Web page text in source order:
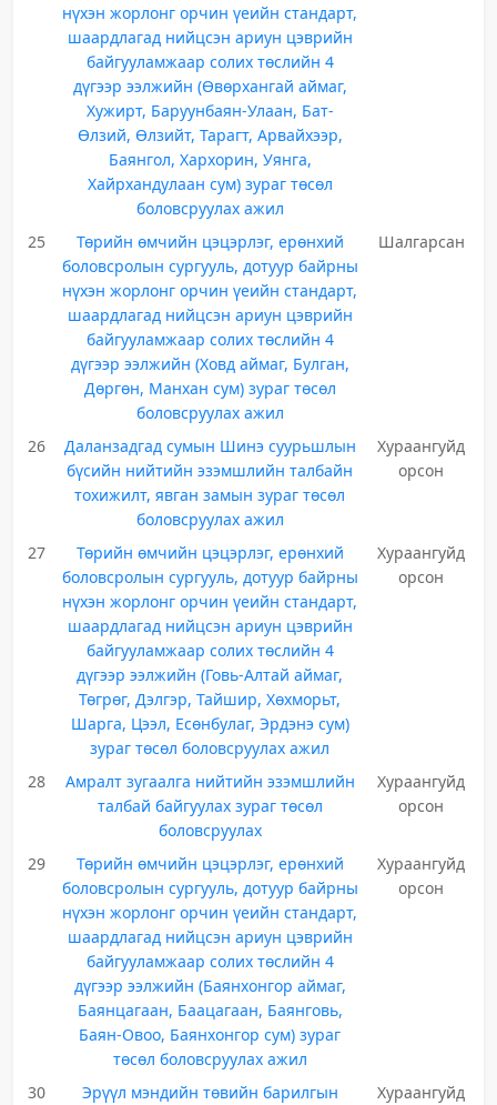
нүхэн жорлонг орчин үеийн стандарт,
шаардлагад нийцсэн ариун цэврийн
байгууламжаар солих төслийн 4
дүгээр ээлжийн (Өвөрхангай аймаг,
Хужирт, Баруунбаян-Улаан, Бат-
Өлзий, Өлзийт, Тарагт, Арвайхээр,
Баянгол, Хархорин, Уянга,
Хайрхандулаан сум) зураг төсөл
боловсруулах ажил
25
Төрийн өмчийн цэцэрлэг, ерөнхий
боловсролын сургууль, дотуур байрны
нүхэн жорлонг орчин үеийн стандарт,
шаардлагад нийцсэн ариун цэврийн
байгууламжаар солих төслийн 4
дүгээр ээлжийн (Ховд аймаг, Булган,
Дөргөн, Манхан сум) зураг төсөл
боловсруулах ажил
Шалгарсан
26
Даланзадгад сумын Шинэ суурьшлын
бүсийн нийтийн эзэмшлийн талбайн
тохижилт, явган замын зураг төсөл
боловсруулах ажил
Хураангуйд
орсон
27
Төрийн өмчийн цэцэрлэг, ерөнхий
боловсролын сургууль, дотуур байрны
нүхэн жорлонг орчин үеийн стандарт,
шаардлагад нийцсэн ариун цэврийн
байгууламжаар солих төслийн 4
дүгээр ээлжийн (Говь-Алтай аймаг,
Төгрөг, Дэлгэр, Тайшир, Хөхморьт,
Шарга, Цээл, Есөнбулаг, Эрдэнэ сум)
зураг төсөл боловсруулах ажил
Хураангуйд
орсон
28
Амралт зугаалга нийтийн эзэмшлийн
талбай байгуулах зураг төсөл
боловсруулах
Хураангуйд
орсон
29
Төрийн өмчийн цэцэрлэг, ерөнхий
боловсролын сургууль, дотуур байрны
нүхэн жорлонг орчин үеийн стандарт,
шаардлагад нийцсэн ариун цэврийн
байгууламжаар солих төслийн 4
дүгээр ээлжийн (Баянхонгор аймаг,
Баянцагаан, Баацагаан, Баянговь,
Баян-Овоо, Баянхонгор сум) зураг
төсөл боловсруулах ажил
Хураангуйд
орсон
30
Эрүүл мэндийн төвийн барилгын
Хураангуйд